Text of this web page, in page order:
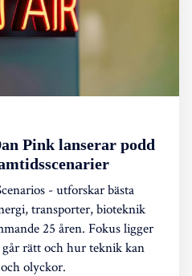
Pink lanserar podd
transporter, bioteknik
25 åren. Fokus ligger
rätt och hur teknik kan
olyckor.